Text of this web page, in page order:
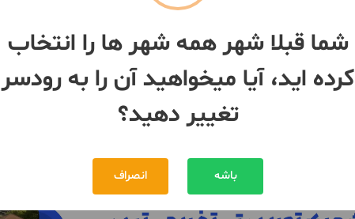
ساحلی سند دار
17,000,000,000 تومان
رودسر
مبلغ
24,000,000,000 تومان
شما قبلا شهر همه شهر ها را انتخاب
کرده اید، آیا میخواهید آن را به رودسر
تغییر دهید؟
باشه انصراف